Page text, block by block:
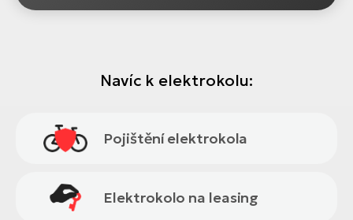
Navíc k elektrokolu:
Pojištění elektrokola
Elektrokolo na leasing